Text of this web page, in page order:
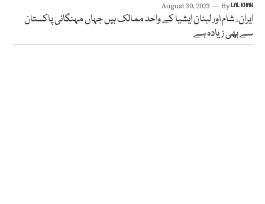
August 30, 2023 ByLAL KHAN
ایران، شام اور لبنان ایشیا کے واحد ممالک ہیں جہاں مہنگائی پاکستان
سے بھی زیادہ ہے